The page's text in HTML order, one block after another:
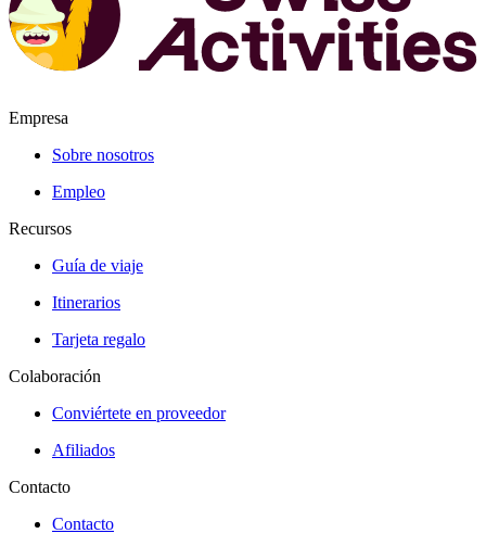
Empresa
Sobre nosotros
Empleo
Recursos
Guía de viaje
Itinerarios
Tarjeta regalo
Colaboración
Conviértete en proveedor
Afiliados
Contacto
Contacto